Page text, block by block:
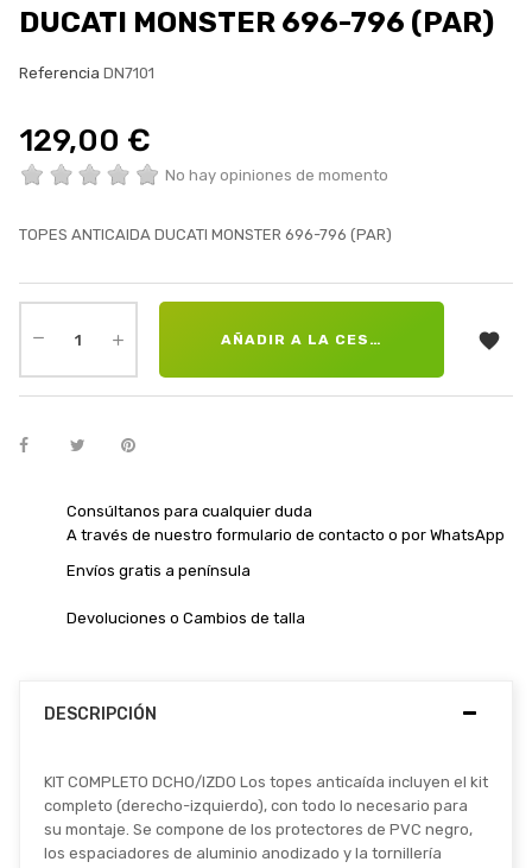
DUCATI MONSTER 696-796 (PAR)
Referencia DN7101
129,00 €
No hay opiniones de momento
TOPES ANTICAIDA DUCATI MONSTER 696-796 (PAR)
AÑADIR A LA CESTA 
Consúltanos para cualquier duda
A través de nuestro formulario de contacto o por WhatsApp
Envíos gratis a península
Devoluciones o Cambios de talla
DESCRIPCIÓN
KIT COMPLETO DCHO/IZDO Los topes anticaída incluyen el kit
completo (derecho-izquierdo), con todo lo necesario para
su montaje. Se compone de los protectores de PVC negro,
los espaciadores de aluminio anodizado y la tornillería